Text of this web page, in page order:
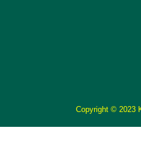
Copyright © 2023